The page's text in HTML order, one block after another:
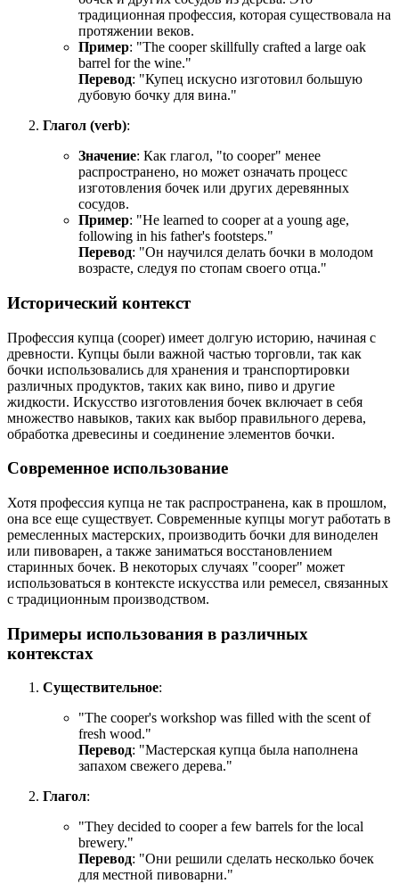
традиционная профессия, которая существовала на
протяжении веков.
Пример: "The cooper skillfully crafted a large oak
barrel for the wine."
Перевод: "Купец искусно изготовил большую
дубовую бочку для вина."
Глагол (verb):
Значение: Как глагол, "to cooper" менее
распространено, но может означать процесс
изготовления бочек или других деревянных
сосудов.
Пример: "He learned to cooper at a young age,
following in his father's footsteps."
Перевод: "Он научился делать бочки в молодом
возрасте, следуя по стопам своего отца."
Исторический контекст
Профессия купца (cooper) имеет долгую историю, начиная с
древности. Купцы были важной частью торговли, так как
бочки использовались для хранения и транспортировки
различных продуктов, таких как вино, пиво и другие
жидкости. Искусство изготовления бочек включает в себя
множество навыков, таких как выбор правильного дерева,
обработка древесины и соединение элементов бочки.
Современное использование
Хотя профессия купца не так распространена, как в прошлом,
она все еще существует. Современные купцы могут работать в
ремесленных мастерских, производить бочки для виноделен
или пивоварен, а также заниматься восстановлением
старинных бочек. В некоторых случаях "cooper" может
использоваться в контексте искусства или ремесел, связанных
с традиционным производством.
Примеры использования в различных
контекстах
Существительное:
"The cooper's workshop was filled with the scent of
fresh wood."
Перевод: "Мастерская купца была наполнена
запахом свежего дерева."
Глагол:
"They decided to cooper a few barrels for the local
brewery."
Перевод: "Они решили сделать несколько бочек
для местной пивоварни."